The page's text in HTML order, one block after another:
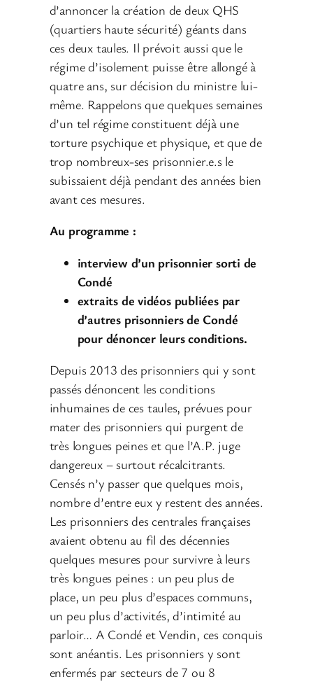
d’annoncer la création de deux QHS
(quartiers haute sécurité) géants dans
ces deux taules. Il prévoit aussi que le
régime d’isolement puisse être allongé à
quatre ans, sur décision du ministre lui-
même. Rappelons que quelques semaines
d’un tel régime constituent déjà une
torture psychique et physique, et que de
trop nombreux-ses prisonnier.e.s le
subissaient déjà pendant des années bien
avant ces mesures.
Au programme :
interview d’un prisonnier sorti de
Condé
extraits de vidéos publiées par
d’autres prisonniers de Condé
pour dénoncer leurs conditions.
Depuis 2013 des prisonniers qui y sont
passés dénoncent les conditions
inhumaines de ces taules, prévues pour
mater des prisonniers qui purgent de
très longues peines et que l’A.P. juge
dangereux – surtout récalcitrants.
Censés n’y passer que quelques mois,
nombre d’entre eux y restent des années.
Les prisonniers des centrales françaises
avaient obtenu au fil des décennies
quelques mesures pour survivre à leurs
très longues peines : un peu plus de
place, un peu plus d’espaces communs,
un peu plus d’activités, d’intimité au
parloir… A Condé et Vendin, ces conquis
sont anéantis. Les prisonniers y sont
enfermés par secteurs de 7 ou 8